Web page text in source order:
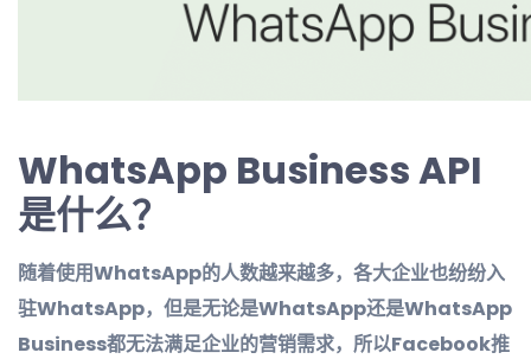
WhatsApp Business API
是什么？
随着使用WhatsApp的人数越来越多，各大企业也纷纷入
驻WhatsApp，但是无论是WhatsApp还是WhatsApp
Business都无法满足企业的营销需求，所以Facebook推